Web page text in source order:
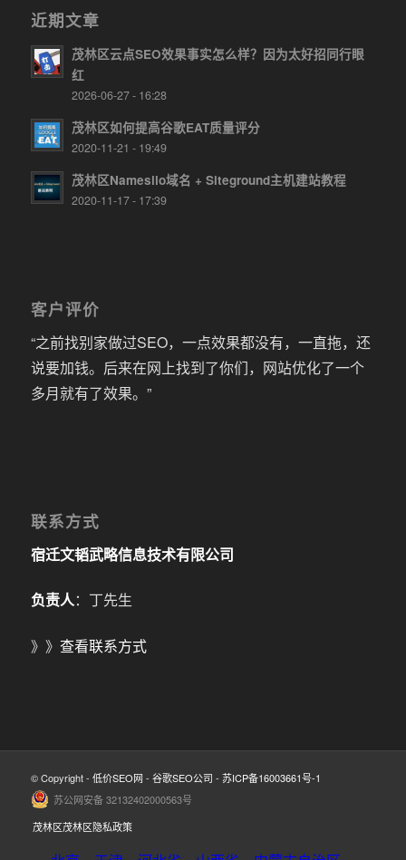
近期文章
茂林区云点SEO效果事实怎么样？因为太好招同行眼
红
2026-06-27 - 16:28
茂林区如何提高谷歌EAT质量评分
2020-11-21 - 19:49
茂林区Namesilo域名 + Siteground主机建站教程
2020-11-17 - 17:39
客户评价
“之前找别家做过SEO，一点效果都没有，一直拖，还
说要加钱。后来在网上找到了你们，网站优化了一个
多月就有了效果。”
联系方式
宿迁文韬武略信息技术有限公司
负责人：丁先生
》》 查看联系方式
© Copyright - 低价SEO网 - 谷歌SEO公司 - 苏ICP备16003661号-1
苏公网安备 32132402000563号
茂林区茂林区隐私政策